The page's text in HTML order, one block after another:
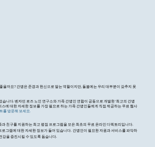
을까요? 간병은 존경과 헌신으로 맡는 역할이지만, 돌봄에는 우리 대부분이 갖추지 못
니다. 벤자민 로즈 노인 연구소와 가족 간병인 연합이 공동으로 개발한 '최고의 간병
스에 대한 자세한 정보를 가장 필요로 하는 가족 간병인들에게 직접 제공하는 무료 웹사
를 방문해 보세요.
과 친구를 지원하는 최고 평점 프로그램을 모은 최초의 무료 온라인 디렉토리입니다.
그램에 대한 자세한 정보가 들어 있습니다. 간병인이 필요한 자원과 서비스를 파악하
강을 증진시킬 수 있도록 돕습니다.